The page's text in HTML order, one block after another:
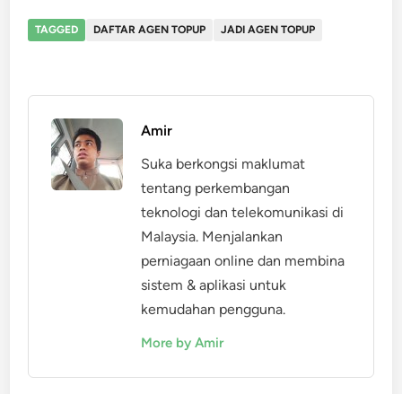
TAGGED DAFTAR AGEN TOPUP JADI AGEN TOPUP
Amir
Suka berkongsi maklumat
tentang perkembangan
teknologi dan telekomunikasi di
Malaysia. Menjalankan
perniagaan online dan membina
sistem & aplikasi untuk
kemudahan pengguna.
More by Amir